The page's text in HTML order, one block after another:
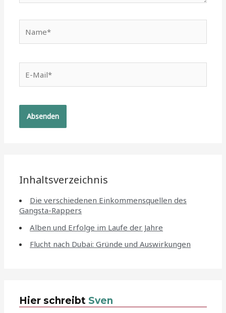
Mail*
Inhaltsverzeichnis
Die verschiedenen Einkommensquellen des
Gangsta-Rappers
Alben und Erfolge im Laufe der Jahre
Flucht nach Dubai: Gründe und Auswirkungen
Hier schreibt Sven